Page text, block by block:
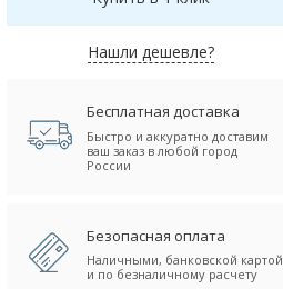
Нашли дешевле?
Бесплатная доставка
Быстро и аккуратно доставим
ваш заказ в любой город
России
Безопасная оплата
Наличными, банковской картой
и по безналичному расчету